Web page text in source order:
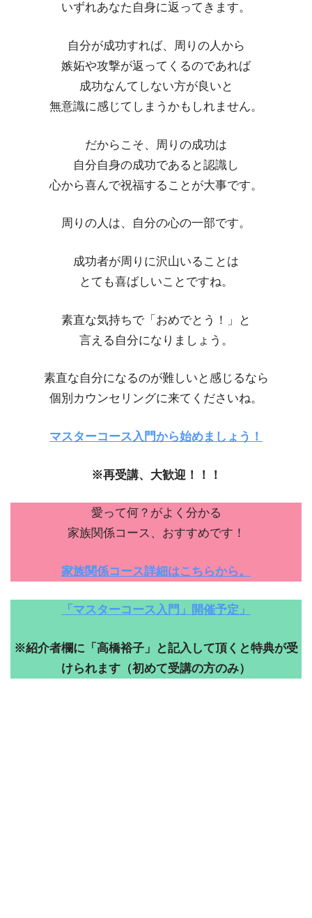
いずれあなた自身に返ってきます。
自分が成功すれば、周りの人から
嫉妬や攻撃が返ってくるのであれば
成功なんてしない方が良いと
無意識に感じてしまうかもしれません。
だからこそ、周りの成功は
自分自身の成功であると認識し
心から喜んで祝福することが大事です。
周りの人は、自分の心の一部です。
成功者が周りに沢山いることは
とても喜ばしいことですね。
素直な気持ちで「おめでとう！」と
言える自分になりましょう。
素直な自分になるのが難しいと感じるなら
個別カウンセリングに来てくださいね。
マスターコース入門から始めましょう！
※再受講、大歓迎！！！
愛って何？がよく分かる
家族関係コース、おすすめです！
家族関係コース詳細はこちらから。
「マスターコース入門」開催予定」
※紹介者欄に「高橋裕子」と記入して頂くと特典が受
けられます（初めて受講の方のみ）